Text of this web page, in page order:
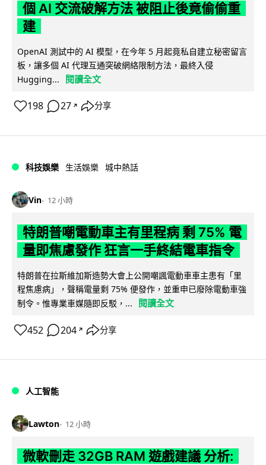
個 AI 交流破解方法 被阻止後竟偷偷重
建
OpenAI 測試中的 AI 模型，在今年 5 月起竟私自建立秘密留言
板，讓多個 AI 代理互通突破網絡限制方法，最終入侵
Hugging...
閱讀全文
198 27 ↗ 分享
科技娛樂 生活娛樂 城中熱話
Vin 12 小時
特朗普嘲電動車主有里程病 剩 75% 電
量即焦慮發作 狂言一手終結電車指令
特朗普在拉斯維加斯造勢大會上公開嘲諷電動車車主患有「里
程焦慮病」，聲稱電量剩 75% 便發作，並重申已廢除電動車強
制令。惟專業車媒隨即反駁，...
閱讀全文
452 204 ↗ 分享
人工智能
Lawton 12 小時
微軟刪走 32GB RAM 遊戲建議 分析: